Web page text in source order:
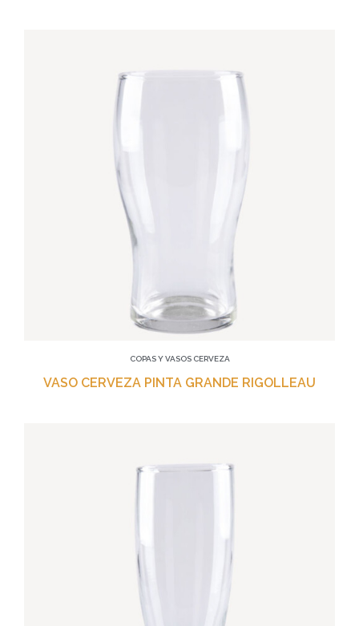
COPAS Y VASOS CERVEZA
VASO CERVEZA PINTA GRANDE RIGOLLEAU